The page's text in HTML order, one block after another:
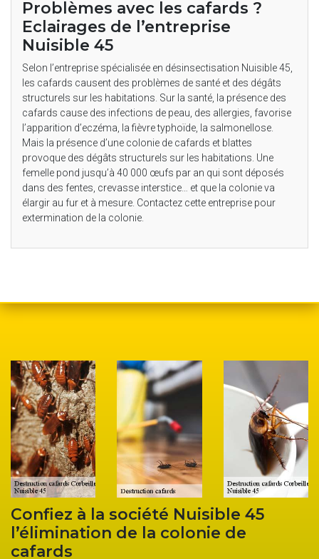
Problèmes avec les cafards ?
Eclairages de l’entreprise
Nuisible 45
Selon l’entreprise spécialisée en désinsectisation Nuisible 45,
les cafards causent des problèmes de santé et des dégâts
structurels sur les habitations. Sur la santé, la présence des
cafards cause des infections de peau, des allergies, favorise
l’apparition d’eczéma, la fièvre typhoïde, la salmonellose.
Mais la présence d’une colonie de cafards et blattes
provoque des dégâts structurels sur les habitations. Une
femelle pond jusqu’à 40 000 œufs par an qui sont déposés
dans des fentes, crevasse interstice… et que la colonie va
élargir au fur et à mesure. Contactez cette entreprise pour
extermination de la colonie.
à la société Nuisible 45
de la colonie de